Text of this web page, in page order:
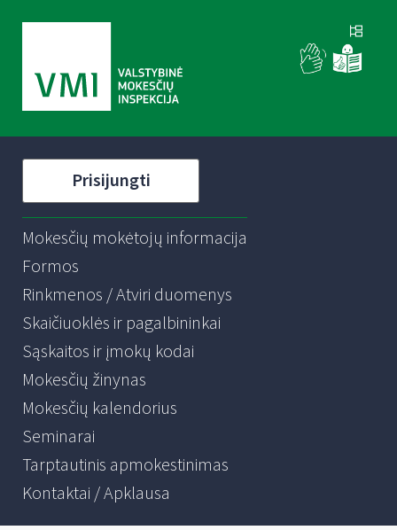
Prisijungti
Mokesčių mokėtojų informacija
Formos
Rinkmenos / Atviri duomenys
Skaičiuoklės ir pagalbininkai
Sąskaitos ir įmokų kodai
Mokesčių žinynas
Mokesčių kalendorius
Seminarai
Tarptautinis apmokestinimas
Kontaktai / Apklausa